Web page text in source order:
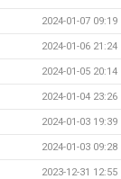
2024-01-07 09:19
2024-01-06 21:24
2024-01-05 20:14
2024-01-04 23:26
2024-01-03 19:39
2024-01-03 09:28
2023-12-31 12:55